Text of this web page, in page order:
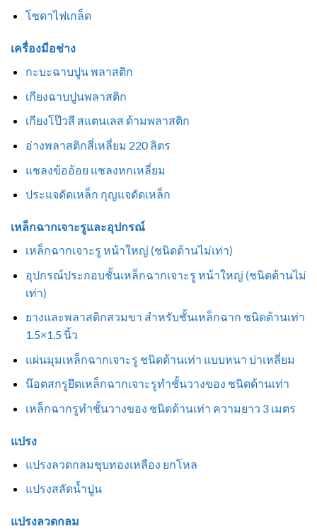
โซดาไฟเกล็ด
เครื่องมือช่าง
กะบะฉาบปูน พลาสติก
เกียงฉาบปูนพลาสติก
เกียงโป๊วสี สแตนเลส ด้ามพลาสติก
อ่างพลาสติกสี่เหลี่ยม 220 ลิตร
แชลงข้ออ้อย แชลงหกเหลี่ยม
ประแจดัดเหล็ก กุญแจดัดเหล็ก
เหล็กฉากเจาะรูและอุปกรณ์
เหล็กฉากเจาะรู หน้าใหญ่ (ชนิดด้านไม่เท่า)
อุปกรณ์ประกอบชั้นเหล็กฉากเจาะรู หน้าใหญ่ (ชนิดด้านไม่
เท่า)
ยางและพลาสติกสวมขา สำหรับชั้นเหล็กฉาก ชนิดด้านเท่า
1.5×1.5 นิ้ว
แผ่นมุมเหล็กฉากเจาะรู ชนิดด้านเท่า แบบหนา บ่าเหลี่ยม
น๊อตสกรูยึดเหล็กฉากเจาะรูทำชั้นวางของ ชนิดด้านเท่า
เหล็กฉากรูทำชั้นวางของ ชนิดด้านเท่า ความยาว 3 เมตร
แปรง
แปรงลวดกลมชุบทองเหลือง ยกโหล
แปรงสลัดน้ำปูน
แปรงลวดกลม